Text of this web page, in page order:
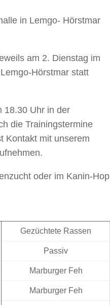
in Lemgo- Hörstmar
am 2. Dienstag im
Hörstmar statt
18.30 Uhr in der
die Trainingstermine
Kontakt mit unserem
oder im Kanin-Hop
Gezüchtete Rassen
Passiv
Marburger Feh
Marburger Feh